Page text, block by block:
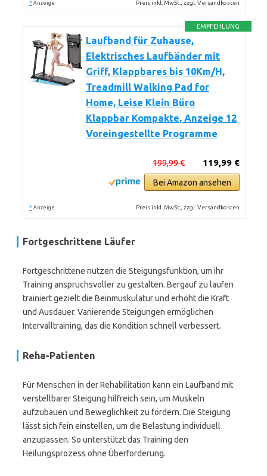
* Anzeige Preis inkl. MwSt., zzgl. Versandkosten
EMPFEHLUNG
Laufband für Zuhause,
Elektrisches Laufbänder mit
Griff, Klappbares bis 10Km/H,
Treadmill Walking Pad for
Home, Leise Klein Büro
Klappbar Kompakte, Anzeige 12
Voreingestellte Programme
119,99 €
199,99 €
Bei Amazon ansehen
* Anzeige Preis inkl. MwSt., zzgl. Versandkosten
Fortgeschrittene Läufer
Fortgeschrittene nutzen die Steigungsfunktion, um ihr
Training anspruchsvoller zu gestalten. Bergauf zu laufen
trainiert gezielt die Beinmuskulatur und erhöht die Kraft
und Ausdauer. Variierende Steigungen ermöglichen
Intervalltraining, das die Kondition schnell verbessert.
Reha-Patienten
Für Menschen in der Rehabilitation kann ein Laufband mit
verstellbarer Steigung hilfreich sein, um Muskeln
aufzubauen und Beweglichkeit zu fördern. Die Steigung
lässt sich fein einstellen, um die Belastung individuell
anzupassen. So unterstützt das Training den
Heilungsprozess ohne Überforderung.